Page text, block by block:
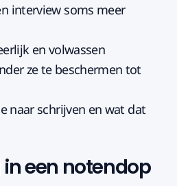
interview soms meer
en volwassen
ze te beschermen tot
naar schrijven en wat dat
een notendop